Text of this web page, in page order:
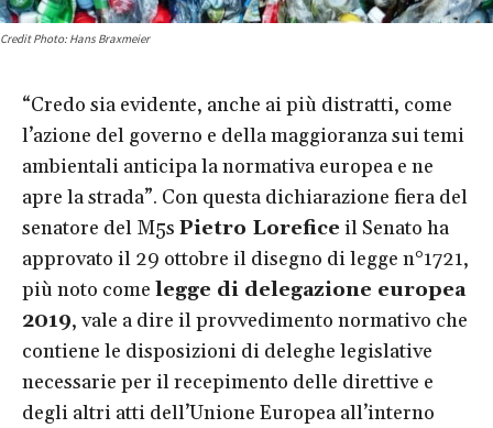
Credit Photo: Hans Braxmeier
“Credo sia evidente, anche ai più distratti, come
l’azione del governo e della maggioranza sui temi
ambientali anticipa la normativa europea e ne
apre la strada”. Con questa dichiarazione fiera del
senatore del M5s Pietro Lorefice il Senato ha
approvato il 29 ottobre il disegno di legge n°1721,
più noto come legge di delegazione europea
2019, vale a dire il provvedimento normativo che
contiene le disposizioni di deleghe legislative
necessarie per il recepimento delle direttive e
degli altri atti dell’Unione Europea all’interno